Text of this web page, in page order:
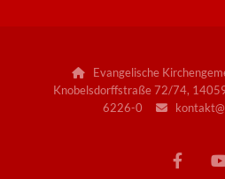
Evangelische
Knobelsdorffstraße 72/74,
6226-0
